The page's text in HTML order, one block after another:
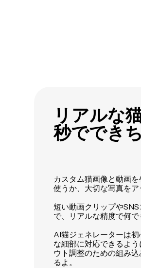
リアルな
秒ででき
カスタム猫画像と動画
使うか、大切な写真を
短い動画クリップや
で、リアルな精度で何で
AI猫ジェネレーターは
な細部に対応できるよ
ウト調整のための組み
るよ。